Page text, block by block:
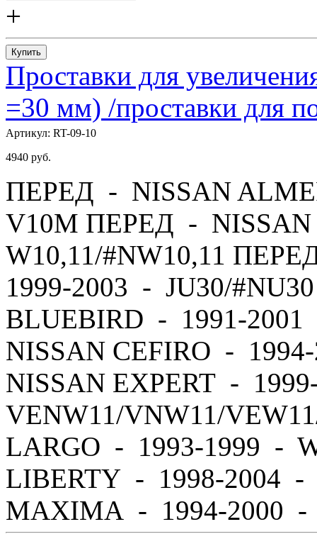
+
Купить
Проставки для
=30 мм) /проставки для
Артикул: RT-09-10
4940 руб.
ПЕРЕД - NISSAN
V10M ПЕРЕД -
W10,11/#NW10,11
1999-2003 - JU30/
BLUEBIRD - 1991-
NISSAN CEFIRO -
NISSAN EXPERT -
VENW11/VNW11/
LARGO - 1993-1999 -
LIBERTY - 1998-2004
MAXIMA - 1994-2000 -